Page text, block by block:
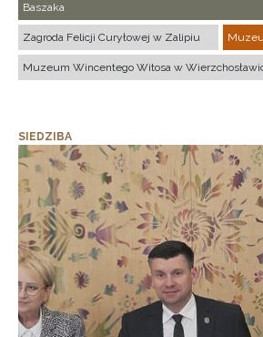
Baszaka
Zagroda Felicji Curyłowej w Zalipiu
Muzeum Wincentego Witosa w
SIEDZIBA